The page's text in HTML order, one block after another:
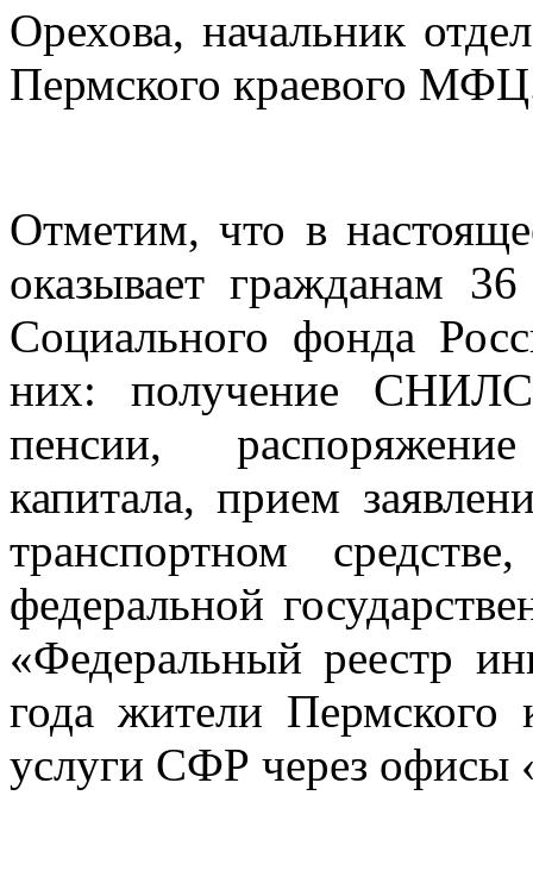
Орехова, начальник
Пермского краевого
Отметим, что в
оказывает гражданам
Социального фонда
них: получение
пенсии,
капитала, прием
транспортном
федеральной
«Федеральный реестр
года жители
услуги СФР через